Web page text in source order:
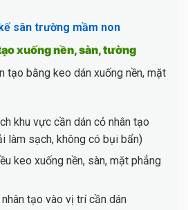
sân trường mầm non
xuống nền, sàn, tường
tạo bằng keo dán xuống nền, mặt
khu vực cần dán cỏ nhân tạo
làm sạch, không có bụi bẩn)
keo xuống nền, sàn, mặt phẳng
tạo vào vị trí cần dán